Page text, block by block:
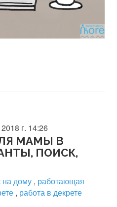
г. 14:26
МАМЫ В
ПОИСК,
дому , работающая
, работа в декрете